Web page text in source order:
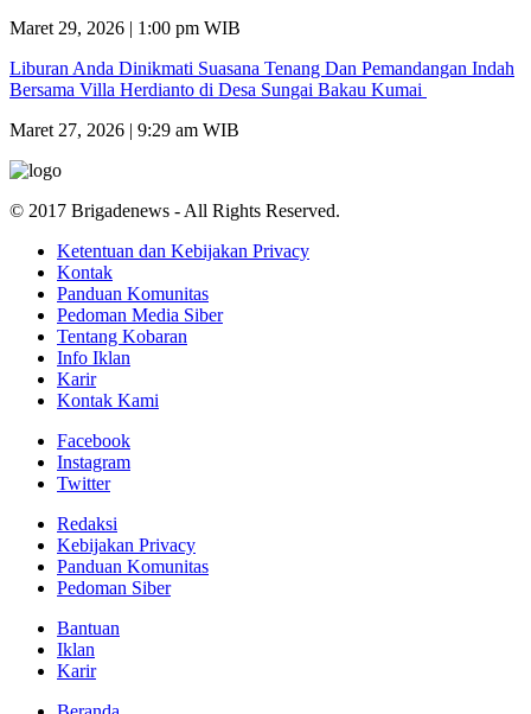
Maret 29, 2026 | 1:00 pm WIB
Liburan Anda Dinikmati Suasana Tenang Dan Pemandangan Indah
Bersama Villa Herdianto di Desa Sungai Bakau Kumai
Maret 27, 2026 | 9:29 am WIB
© 2017 Brigadenews - All Rights Reserved.
Ketentuan dan Kebijakan Privacy
Kontak
Panduan Komunitas
Pedoman Media Siber
Tentang Kobaran
Info Iklan
Karir
Kontak Kami
Facebook
Instagram
Twitter
Redaksi
Kebijakan Privacy
Panduan Komunitas
Pedoman Siber
Bantuan
Iklan
Karir